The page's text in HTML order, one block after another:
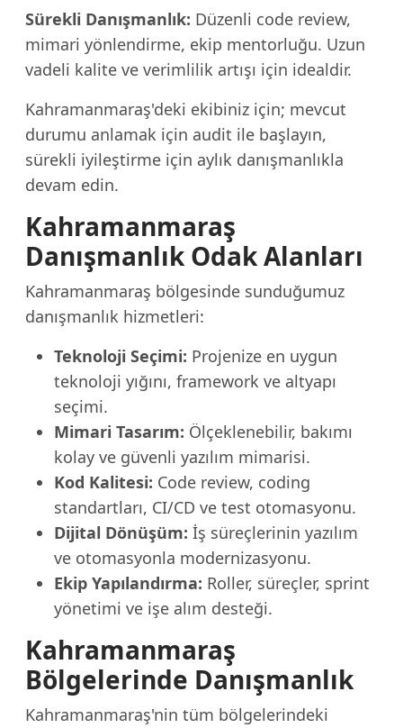
Sürekli Danışmanlık: Düzenli code review,
mimari yönlendirme, ekip mentorluğu. Uzun
vadeli kalite ve verimlilik artışı için idealdir.
Kahramanmaraş'deki ekibiniz için; mevcut
durumu anlamak için audit ile başlayın,
sürekli iyileştirme için aylık danışmanlıkla
devam edin.
Kahramanmaraş
Danışmanlık Odak Alanları
Kahramanmaraş bölgesinde sunduğumuz
danışmanlık hizmetleri:
Teknoloji Seçimi: Projenize en uygun
teknoloji yığını, framework ve altyapı
seçimi.
Mimari Tasarım: Ölçeklenebilir, bakımı
kolay ve güvenli yazılım mimarisi.
Kod Kalitesi: Code review, coding
standartları, CI/CD ve test otomasyonu.
Dijital Dönüşüm: İş süreçlerinin yazılım
ve otomasyonla modernizasyonu.
Ekip Yapılandırma: Roller, süreçler, sprint
yönetimi ve işe alım desteği.
Kahramanmaraş
Bölgelerinde Danışmanlık
Kahramanmaraş'nin tüm bölgelerindeki